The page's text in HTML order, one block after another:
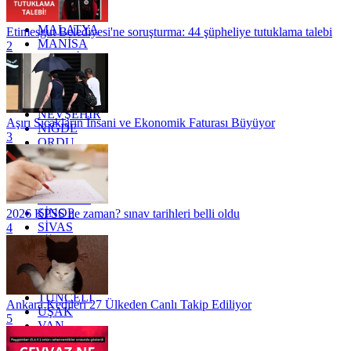
KİLİS
MALATYA
MANİSA
MARDİN
MERSİN
MUĞLA
MUŞ
NEVŞEHİR
NİĞDE
ORDU
OSMANİYE
RİZE
SAKARYA
SAMSUN
SİNOP
SİVAS
SİİRT
TEKİRDAĞ
TOKAT
TRABZON
TUNCELİ
UŞAK
VAN
YALOVA
Etimesgut Belediyesi'ne soruşturma: 44 şüpheliye tutuklama talebi
2
Aşırı Sıcakların İnsani ve Ekonomik Faturası Büyüyor
3
2026 KPSS ne zaman? sınav tarihleri belli oldu
4
Ankara Kedileri 27 Ülkeden Canlı Takip Ediliyor
5